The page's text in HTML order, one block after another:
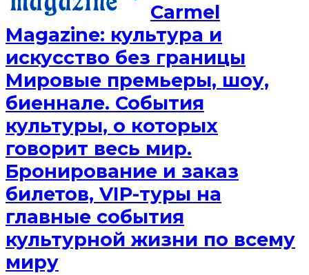
Сarmel
Magazine: культура и
искусство без границы
Мировые премьеры, шоу,
биеннале. События
культуры, о которых
говорит весь мир.
Бронирование и заказ
билетов, VIP-туры на
главные события
культурной жизни по всему
миру